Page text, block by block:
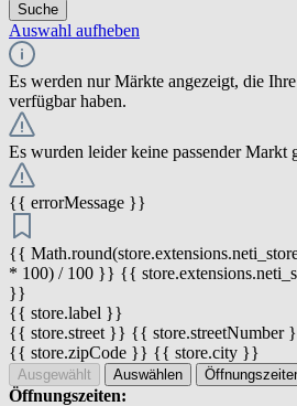
Suche
Auswahl aufheben
Es werden nur Märkte angezeigt, die
verfügbar haben.
Es wurden leider keine passender Markt
{{ errorMessage }}
{{
* 100) / 100 }} {{
}}
{{ store.label }}
{{ store.street }} {{ store.streetNumber
{{ store.zipCode }} {{ store.city }}
Ausgewählt Auswählen
Öffnungszeiten: